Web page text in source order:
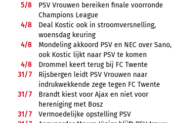
5/8
PSV Vrouwen bereiken finale voorronde
Champions League
4/8
Deal Kostic ook in stroomversnelling,
woensdag keuring
4/8
Mondeling akkoord PSV en NEC over Sano,
ook Kostic lijkt naar PSV te komen
4/8
Drommel keert terug bij FC Twente
31/7
Rijsbergen leidt PSV Vrouwen naar
indrukwekkende zege tegen FC Twente
31/7
Brandt kiest voor Ajax en niet voor
hereniging met Bosz
31/7
Vermoedelijke opstelling PSV